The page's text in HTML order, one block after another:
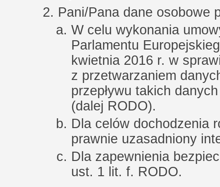
Pani/Pana dane osobowe
W celu wykonania
Parlamentu
kwietnia 2016 r. w
z przetwarzaniem
przepływu takich
(dalej RODO).
Dla celów dochodzenia
prawnie uzasadniony
Dla zapewnienia
ust. 1 lit. f. RODO.